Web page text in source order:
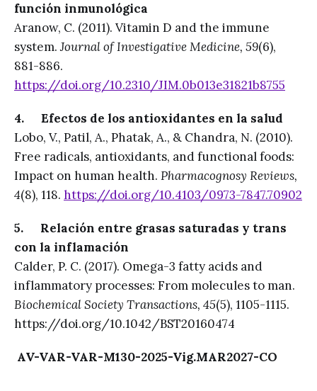
función inmunológica
Aranow, C. (2011). Vitamin D and the immune
system.Journal of Investigative Medicine, 59(6),
881-886.
https://doi.org/10.2310/JIM.0b013e31821b8755
4. Efectos de los antioxidantes en la salud
Lobo, V., Patil, A., Phatak, A., & Chandra, N. (2010).
Free radicals, antioxidants, and functional foods:
Impact on human health. Pharmacognosy Reviews,
4(8), 118. https://doi.org/10.4103/0973-7847.70902
5. Relación entre grasas saturadas y trans
con la inflamación
Calder, P. C. (2017). Omega-3 fatty acids and
inflammatory processes: From molecules to man.
Biochemical Society Transactions, 45(5), 1105-1115.
https://doi.org/10.1042/BST20160474
AV-VAR-VAR-M130-2025-Vig.MAR2027-CO